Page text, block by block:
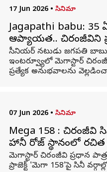
17 Jun 2026 • సినిమా
Jagapathi babu: 35
ఆప్యాయత.. చిరంజీవిని
సీనియర్ నటుడు జగపతి
ఇంటర్వ్యూలో మెగాస్టార్
ప్రత్యేక అనుభవాలను
07 Jun 2026 • సినిమా
Mega 158 :
హానీ రోజ్ స్థానంలో రచిత
మెగాస్టార్ చిరంజీవి ప్రధాన
ప్రాజెక్ట్ 'మెగా 158'పై సినీ